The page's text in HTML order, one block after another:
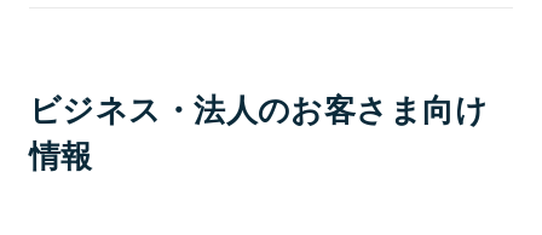
ビジネス・法人のお客さま向け
情報